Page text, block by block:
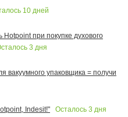
10 дней
при покупке духового
3 дня
вакуумного упаковщика = получи
Indesit!"
Осталось 3 дня